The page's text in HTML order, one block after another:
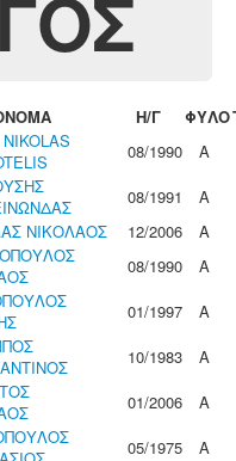
Η/Γ ΦΥΛΟ
08/1990
Α
08/1991
Α
ΝΙΚΟΛΑΟΣ 12/2006
Α
08/1990
Α
01/1997
Α
10/1983
Α
01/2006
Α
05/1975
Α